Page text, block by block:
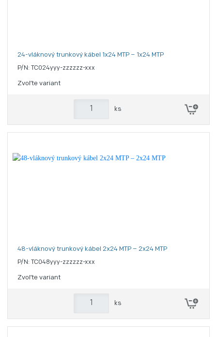
24-vláknový trunkový kábel 1x24 MTP – 1x24 MTP
P/N: TC024yyy-zzzzzz-xxx
Zvoľte variant
ks
48-vláknový trunkový kábel 2x24 MTP – 2x24 MTP
P/N: TC048yyy-zzzzzz-xxx
Zvoľte variant
ks